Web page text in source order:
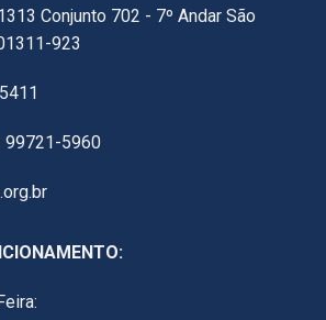
Conjunto 702 - 7º Andar São
923
99721-5960